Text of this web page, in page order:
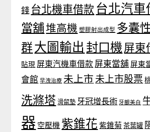
錢 台北機車借款 台北汽車
當舖堆高機 塑膠射出成型 多囊
群大圖輸出 封口機 屏東
貼現 屏東汽機車借款 屏東當舖 屏東
會館 早洩治療 未上市 未上市股票
洗滌塔 滑鼠墊 牙冠增長術 牙齦美白
器 空壓機 紫錐花 紫錐菊 茶葉罐